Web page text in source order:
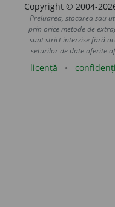
Copyright © 2004-
Preluarea, stocarea sau
prin orice metode de
sunt strict interzise fără
seturilor de date oferite
licență